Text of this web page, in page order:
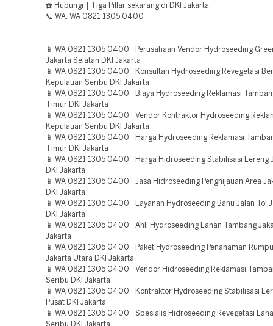
☎️ Hubungi | Tiga Pillar sekarang di DKI Jakarta.
📞 WA: WA 0821 1305 0400
📱 WA 0821 1305 0400 - Perusahaan Vendor Hydroseeding
Jakarta Selatan DKI Jakarta
📱 WA 0821 1305 0400 - Konsultan Hydroseeding Revegetasi
Kepulauan Seribu DKI Jakarta
📱 WA 0821 1305 0400 - Biaya Hydroseeding Reklamasi
Timur DKI Jakarta
📱 WA 0821 1305 0400 - Vendor Kontraktor Hydroseeding
Kepulauan Seribu DKI Jakarta
📱 WA 0821 1305 0400 - Harga Hydroseeding Reklamasi
Timur DKI Jakarta
📱 WA 0821 1305 0400 - Harga Hidroseeding Stabilisasi Lereng
DKI Jakarta
📱 WA 0821 1305 0400 - Jasa Hidroseeding Penghijauan Area
DKI Jakarta
📱 WA 0821 1305 0400 - Layanan Hydroseeding Bahu Jalan Tol
DKI Jakarta
📱 WA 0821 1305 0400 - Ahli Hydroseeding Lahan Tambang
Jakarta
📱 WA 0821 1305 0400 - Paket Hydroseeding Penanaman
Jakarta Utara DKI Jakarta
📱 WA 0821 1305 0400 - Vendor Hidroseeding Reklamasi
Seribu DKI Jakarta
📱 WA 0821 1305 0400 - Kontraktor Hydroseeding Stabilisasi
Pusat DKI Jakarta
📱 WA 0821 1305 0400 - Spesialis Hidroseeding Revegetasi
Seribu DKI Jakarta